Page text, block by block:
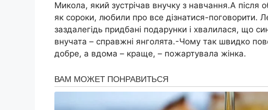
Микола, який зустрічав внучку з навчання.А після
як сороки, любили про все дізнатися-поговорити.
заздалегідь придбані подарунки і хвалилася, що
внучата – справжні янголята.-Чому так швидко
добре, а вдома – краще, – пожартувала жінка.